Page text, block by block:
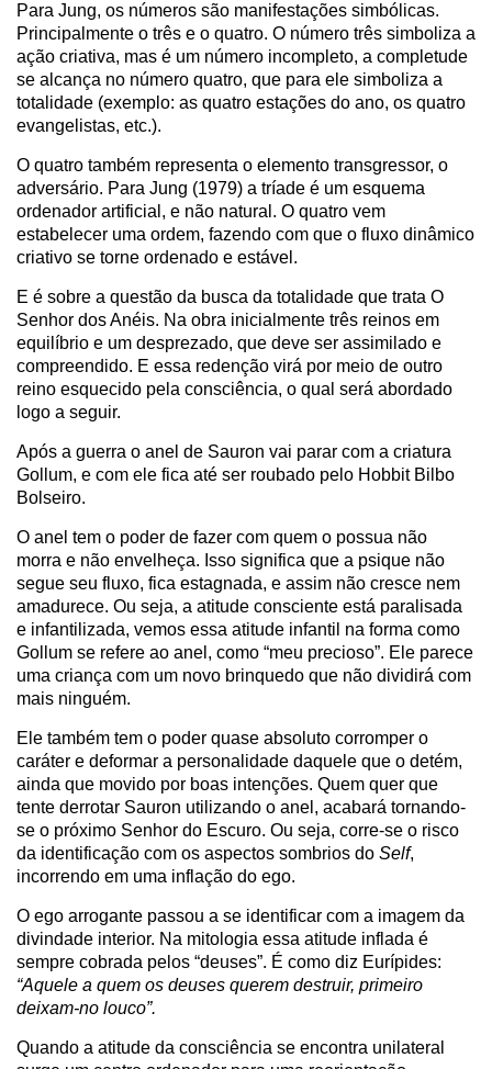
Para Jung, os números são manifestações simbólicas.
Principalmente o três e o quatro. O número três simboliza a
ação criativa, mas é um número incompleto, a completude
se alcança no número quatro, que para ele simboliza a
totalidade (exemplo: as quatro estações do ano, os quatro
evangelistas, etc.).
O quatro também representa o elemento transgressor, o
adversário. Para Jung (1979) a tríade é um esquema
ordenador artificial, e não natural. O quatro vem
estabelecer uma ordem, fazendo com que o fluxo dinâmico
criativo se torne ordenado e estável.
E é sobre a questão da busca da totalidade que trata O
Senhor dos Anéis. Na obra inicialmente três reinos em
equilíbrio e um desprezado, que deve ser assimilado e
compreendido. E essa redenção virá por meio de outro
reino esquecido pela consciência, o qual será abordado
logo a seguir.
Após a guerra o anel de Sauron vai parar com a criatura
Gollum, e com ele fica até ser roubado pelo Hobbit Bilbo
Bolseiro.
O anel tem o poder de fazer com quem o possua não
morra e não envelheça. Isso significa que a psique não
segue seu fluxo, fica estagnada, e assim não cresce nem
amadurece. Ou seja, a atitude consciente está paralisada
e infantilizada, vemos essa atitude infantil na forma como
Gollum se refere ao anel, como “meu precioso”. Ele parece
uma criança com um novo brinquedo que não dividirá com
mais ninguém.
Ele também tem o poder quase absoluto corromper o
caráter e deformar a personalidade daquele que o detém,
ainda que movido por boas intenções. Quem quer que
tente derrotar Sauron utilizando o anel, acabará tornando-
se o próximo Senhor do Escuro. Ou seja, corre-se o risco
da identificação com os aspectos sombrios do Self,
incorrendo em uma inflação do ego.
O ego arrogante passou a se identificar com a imagem da
divindade interior. Na mitologia essa atitude inflada é
sempre cobrada pelos “deuses”. É como diz Eurípides:
“Aquele a quem os deuses querem destruir, primeiro
deixam-no louco”.
Quando a atitude da consciência se encontra unilateral